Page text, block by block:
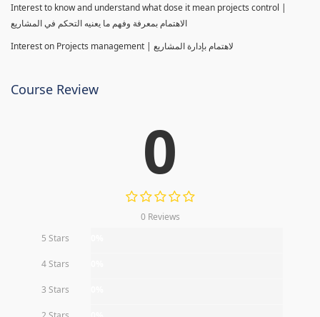
Interest to know and understand what dose it mean projects control |
الاهتمام بمعرفة وفهم ما يعنيه التحكم في المشاريع
Interest on Projects management | لاهتمام بإدارة المشاريع
Course Review
0
0 Reviews
5 Stars
4 Stars
3 Stars